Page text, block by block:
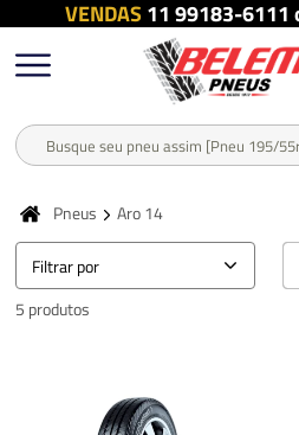
VENDAS 11 99183-6111
Pneus Aro 14
Filtrar por
5 produtos